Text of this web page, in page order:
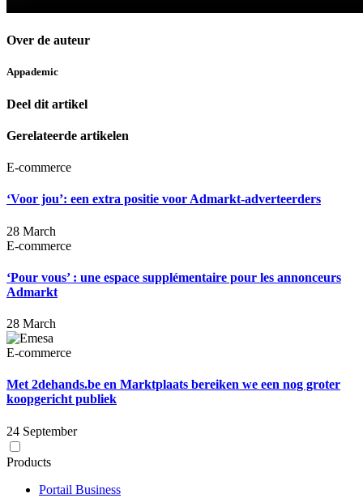
Over de auteur
Appademic
Deel dit artikel
Gerelateerde artikelen
E-commerce
‘Voor jou’: een extra positie voor Admarkt-adverteerders
28 March
E-commerce
‘Pour vous’ : une espace supplémentaire pour les annonceurs
Admarkt
28 March
E-commerce
Met 2dehands.be en Marktplaats bereiken we een nog groter
koopgericht publiek
24 September
Products
Portail Business